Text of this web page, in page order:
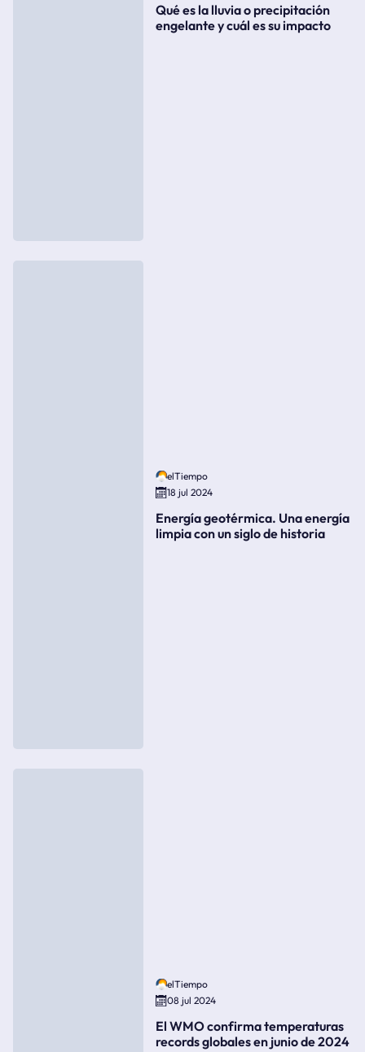
Qué es la lluvia o precipitación
engelante y cuál es su impacto
elTiempo
18 jul 2024
Energía geotérmica. Una energía
limpia con un siglo de historia
elTiempo
08 jul 2024
El WMO confirma temperaturas
records globales en junio de 2024